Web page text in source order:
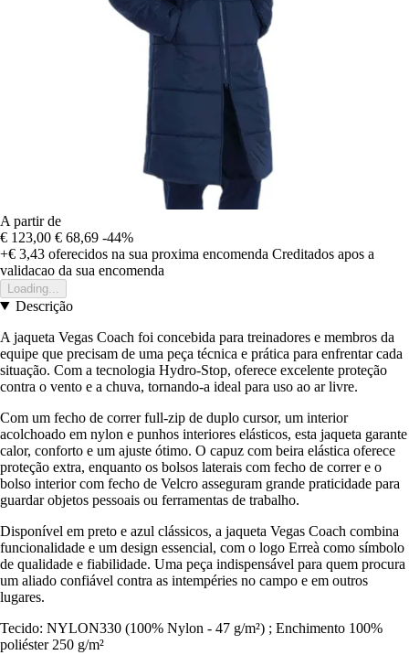
A partir de
€ 123,00 € 68,69 -44%
+€ 3,43 oferecidos na sua proxima encomenda Creditados apos a
validacao da sua encomenda
Loading...
Descrição
A jaqueta Vegas Coach foi concebida para treinadores e membros da
equipe que precisam de uma peça técnica e prática para enfrentar cada
situação. Com a tecnologia Hydro-Stop, oferece excelente proteção
contra o vento e a chuva, tornando-a ideal para uso ao ar livre.
Com um fecho de correr full-zip de duplo cursor, um interior
acolchoado em nylon e punhos interiores elásticos, esta jaqueta garante
calor, conforto e um ajuste ótimo. O capuz com beira elástica oferece
proteção extra, enquanto os bolsos laterais com fecho de correr e o
bolso interior com fecho de Velcro asseguram grande praticidade para
guardar objetos pessoais ou ferramentas de trabalho.
Disponível em preto e azul clássicos, a jaqueta Vegas Coach combina
funcionalidade e um design essencial, com o logo Erreà como símbolo
de qualidade e fiabilidade. Uma peça indispensável para quem procura
um aliado confiável contra as intempéries no campo e em outros
lugares.
Tecido: NYLON330 (100% Nylon - 47 g/m²) ; Enchimento 100%
poliéster 250 g/m²